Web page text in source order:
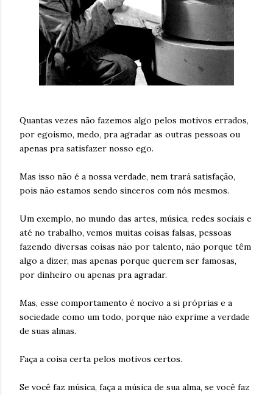
Quantas vezes não fazemos algo pelos motivos errados,
por egoismo, medo, pra agradar as outras pessoas ou
apenas pra satisfazer nosso ego.
Mas isso não é a nossa verdade, nem trará satisfação,
pois não estamos sendo sinceros com nós mesmos.
Um exemplo, no mundo das artes, música, redes sociais e
até no trabalho, vemos muitas coisas falsas, pessoas
fazendo diversas coisas não por talento, não porque têm
algo a dizer, mas apenas porque querem ser famosas,
por dinheiro ou apenas pra agradar.
Mas, esse comportamento é nocivo a si próprias e a
sociedade como um todo, porque não exprime a verdade
de suas almas.
Faça a coisa certa pelos motivos certos.
Se você faz música, faça a música de sua alma, se você faz